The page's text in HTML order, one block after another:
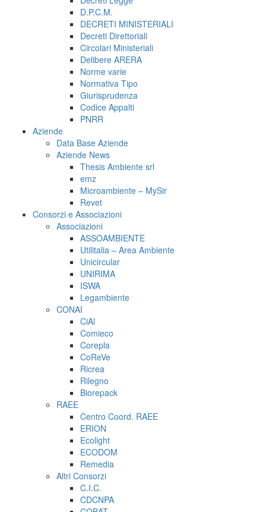
D.P.C.M.
DECRETI MINISTERIALI
Decreti Direttoriali
Circolari Ministeriali
Delibere ARERA
Norme varie
Normativa Tipo
Giurisprudenza
Codice Appalti
PNRR
Aziende
Data Base Aziende
Aziende News
Thesis Ambiente srl
emz
Microambiente – MySir
Revet
Consorzi e Associazioni
Associazioni
ASSOAMBIENTE
Utilitalia – Area Ambiente
Unicircular
UNIRIMA
ISWA
Legambiente
CONAI
CiAl
Comieco
Corepla
CoReVe
Ricrea
Rilegno
Biorepack
RAEE
Centro Coord. RAEE
ERION
Ecolight
ECODOM
Remedia
Altri Consorzi
C.I.C.
CDCNPA